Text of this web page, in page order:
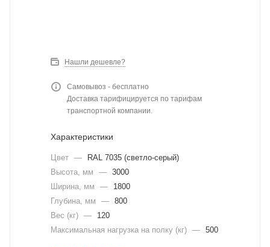
Нашли дешевле?
Самовывоз - бесплатно
Доставка тарифицируется по тарифам
транспортной компании.
Характеристики
Цвет —
RAL 7035 (светло-серый)
Высота, мм
— 3000
Ширина, мм
—
1800
Глубина, мм
— 800
Вес (кг) —
120
Максимальная нагрузка на полку (кг) — 500